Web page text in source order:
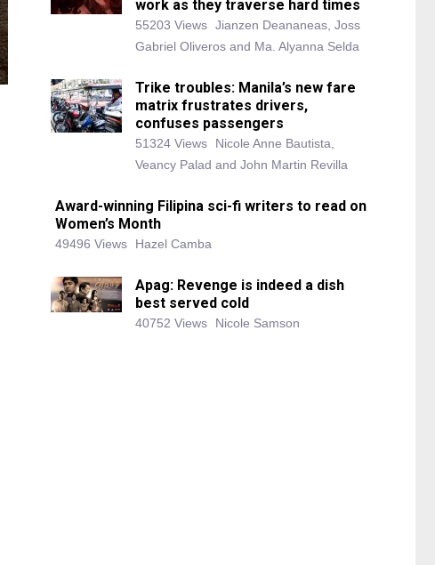
work as they traverse hard times
55203 Views Jianzen Deananeas, Joss
Gabriel Oliveros and Ma. Alyanna Selda
Trike troubles: Manila’s new fare
matrix frustrates drivers,
confuses passengers
51324 Views
Nicole Anne Bautista,
Veancy Palad and John Martin Revilla
Award-winning Filipina sci-fi writers to read on
Women’s Month
49496 Views Hazel Camba
Apag: Revenge is indeed a dish
best served cold
40752 Views Nicole Samson